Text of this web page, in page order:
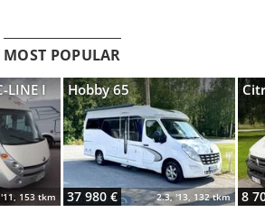
MOST POPULAR
LINE I
153 tkm
Hobby 65
37 980 € 2.3, '13, 132 tkm 8